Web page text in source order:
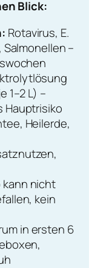
Blick:
Rotavirus, E.
–
1–2 L) –
Hauptrisiko
Heilerde,
nicht
kein
in ersten 6